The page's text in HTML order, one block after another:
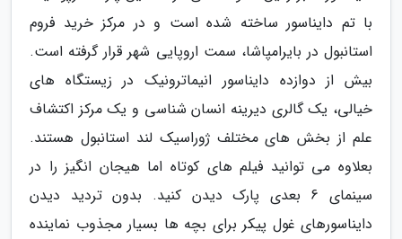
با تم دایناسور ساخته شده است و در مرکز خرید فروم
استانبول در بایرامپاشا، سمت اروپایی شهر قرار گرفته است.
بیش از دوازده دایناسور انیماترونیک در زیستگاه های
خیالی، یک گالری دیرینه انسان شناسی و یک مرکز اکتشاف
علم از بخش های مختلف ژوراسیک لند استانبول هستند.
بعلاوه می توانید فیلم های کوتاه اما هیجان انگیز را در
سینمای 6 بعدی پارک دیدن کنید. بدون تردید دیدن
دایناسورهای غول پیکر برای بچه ها بسیار مجذوب نماینده